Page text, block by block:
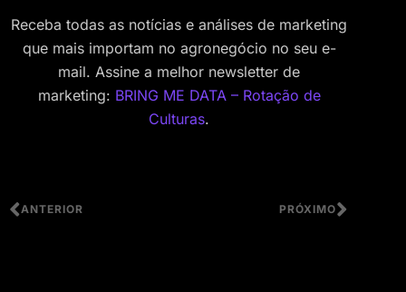
Receba todas as notícias e análises de marketing
que mais importam no agronegócio no seu e-
mail. Assine a melhor newsletter de
marketing: BRING ME DATA – Rotação de
Culturas.
ANTERIOR PRÓXIMO